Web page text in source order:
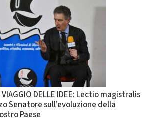
DELLE IDEE: Lectio magistralis
Senatore sull’evoluzione della
Paese